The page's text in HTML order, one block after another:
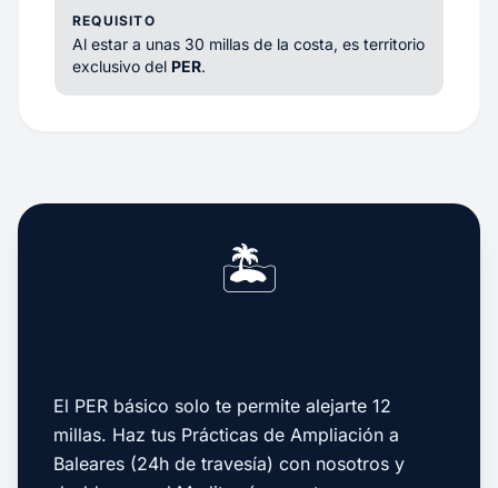
REQUISITO
Al estar a unas 30 millas de la costa, es territorio
exclusivo del PER.
🏝️
El PER básico solo te permite alejarte 12
millas. Haz tus Prácticas de Ampliación a
Baleares (24h de travesía) con nosotros y